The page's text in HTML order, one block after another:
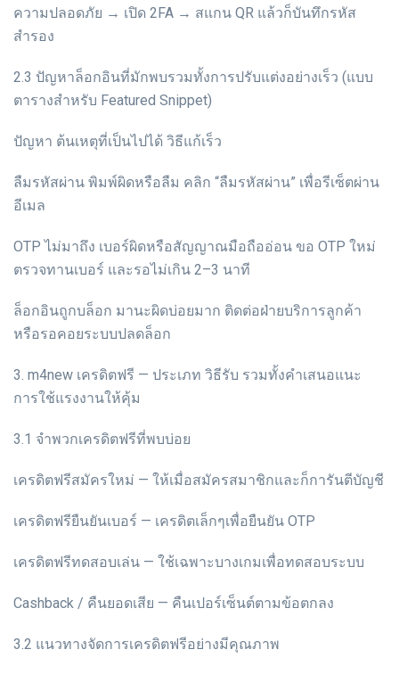
ความปลอดภัย → เปิด 2FA → สแกน QR แล้วก็บันทึกรหัส
สำรอง
2.3 ปัญหาล็อกอินที่มักพบรวมทั้งการปรับแต่งอย่างเร็ว (แบบ
ตารางสำหรับ Featured Snippet)
ปัญหา ต้นเหตุที่เป็นไปได้ วิธีแก้เร็ว
ลืมรหัสผ่าน พิมพ์ผิดหรือลืม คลิก “ลืมรหัสผ่าน” เพื่อรีเซ็ตผ่าน
อีเมล
OTP ไม่มาถึง เบอร์ผิดหรือสัญญาณมือถืออ่อน ขอ OTP ใหม่
ตรวจทานเบอร์ และรอไม่เกิน 2–3 นาที
ล็อกอินถูกบล็อก มานะผิดบ่อยมาก ติดต่อฝ่ายบริการลูกค้า
หรือรอคอยระบบปลดล็อก
3. m4new เครดิตฟรี — ประเภท วิธีรับ รวมทั้งคำเสนอแนะ
การใช้แรงงานให้คุ้ม
3.1 จำพวกเครดิตฟรีที่พบบ่อย
เครดิตฟรีสมัครใหม่ — ให้เมื่อสมัครสมาชิกและก็การันตีบัญชี
เครดิตฟรียืนยันเบอร์ — เครดิตเล็กๆเพื่อยืนยัน OTP
เครดิตฟรีทดสอบเล่น — ใช้เฉพาะบางเกมเพื่อทดสอบระบบ
Cashback / คืนยอดเสีย — คืนเปอร์เซ็นต์ตามข้อตกลง
3.2 แนวทางจัดการเครดิตฟรีอย่างมีคุณภาพ